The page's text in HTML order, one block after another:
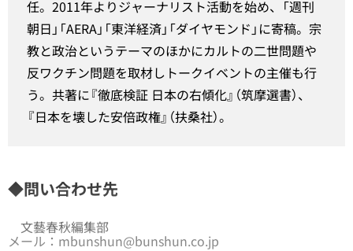
任。2011年よりジャーナリスト活動を始め、「週刊
朝日」「AERA」「東洋経済」「ダイヤモンド」に寄稿。宗
教と政治というテーマのほかにカルトの二世問題や
反ワクチン問題を取材しトークイベントの主催も行
う。共著に『徹底検証 日本の右傾化』（筑摩選書）、
『日本を壊した安倍政権』（扶桑社）。
◆問い合わせ先
文藝春秋編集部
メール：mbunshun@bunshun.co.jp